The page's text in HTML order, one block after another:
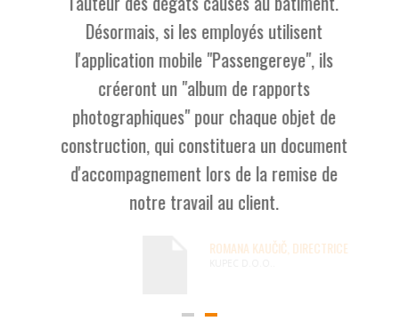
Désormais, si les employés utilisent
l'application mobile "Passengereye", ils
créeront un "album de rapports
photographiques" pour chaque objet de
construction, qui constituera un document
d'accompagnement lors de la remise de
notre travail au client.
ROMANA KAUČIČ, DIRECTRICE